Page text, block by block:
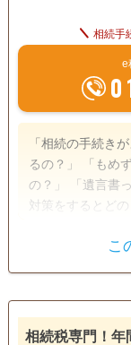
相続手
e
「相続の手続き
るの？」 「もめ
の？」 「遺言書
対策をするとど
相談下さい！ 相
訪問可 初回相談
こ
相続税専門！年